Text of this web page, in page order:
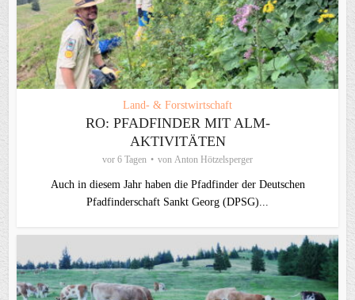
Land- & Forstwirtschaft
RO: PFADFINDER MIT ALM-
AKTIVITÄTEN
vor 6 Tagen von Anton Hötzelsperger
Auch in diesem Jahr haben die Pfadfinder der Deutschen
Pfadfinderschaft Sankt Georg (DPSG)...